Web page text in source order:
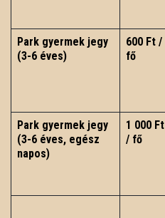
Park gyermek jegy
(3-6 éves)
600 Ft /
fő
Park gyermek jegy
(3-6 éves, egész
napos)
1 000 Ft
/ fő